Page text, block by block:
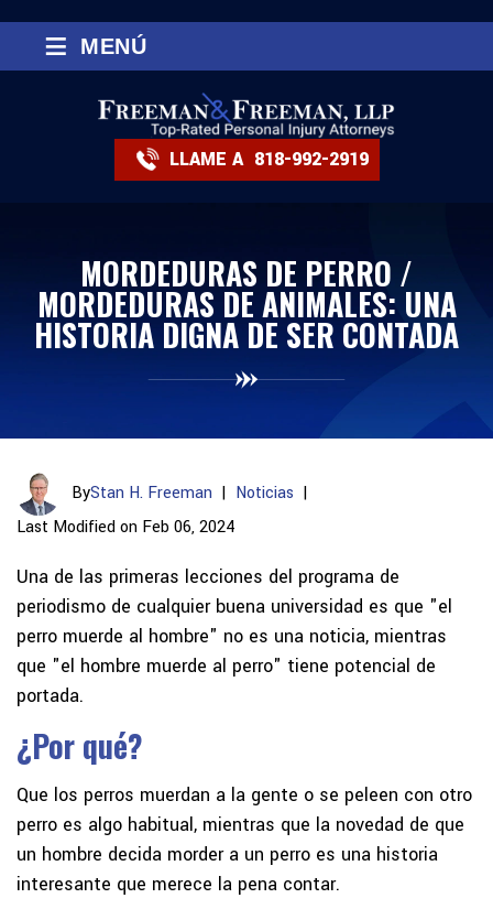
LLAME A 818-992-2919
≡ MENÚ
MORDEDURAS DE PERRO /
MORDEDURAS DE ANIMALES: UNA
HISTORIA DIGNA DE SER CONTADA
ByStan H. Freeman | Noticias |
Last Modified on Feb 06, 2024
Una de las primeras lecciones del programa de
periodismo de cualquier buena universidad es que "el
perro muerde al hombre" no es una noticia, mientras
que "el hombre muerde al perro" tiene potencial de
portada.
¿Por qué?
Que los perros muerdan a la gente o se peleen con otro
perro es algo habitual, mientras que la novedad de que
un hombre decida morder a un perro es una historia
interesante que merece la pena contar.